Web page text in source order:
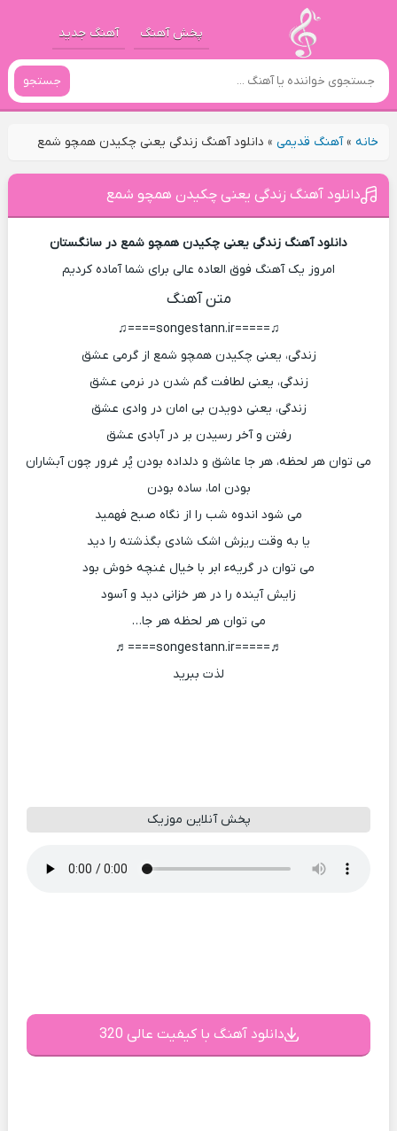
پخش آهنگ آهنگ جدید
جستجو
خانه»آهنگ قدیمی» دانلود آهنگ زندگی یعنی چکیدن همچو شمع
دانلود آهنگ زندگی یعنی چکیدن همچو شمع
دانلود آهنگ زندگی یعنی چکیدن همچو شمع در سانگستان
امروز یک آهنگ فوق العاده عالی برای شما آماده کردیم
متن آهنگ
♫=====songestann.ir====♫
زندگی، یعنی چکیدن همچو شمع از گرمی عشق
زندگی، یعنی لطافت گم شدن در نرمی عشق
زندگی، یعنی دویدن بی امان در وادی عشق
رفتن و آخر رسیدن بر در آبادی عشق
می توان هر لحظه، هر جا عاشق و دلداده بودن پُر غرور چون آبشاران
بودن اما، ساده بودن
می شود اندوه شب را از نگاه صبح فهمید
یا به وقت ریزش اشک شادی بگذشته را دید
می توان در گریهء ابر با خیال غنچه خوش بود
زایش آینده را در هر خزانی دید و آسود
می توان هر لحظه هر جا…
♬=====songestann.ir====♬
لذت ببرید
پخش آنلاین موزیک
دانلود آهنگ با کیفیت عالی 320